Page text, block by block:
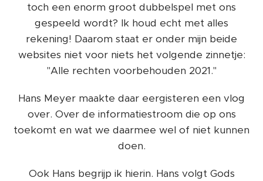
toch een enorm groot dubbelspel met ons
gespeeld wordt? Ik houd echt met alles
rekening! Daarom staat er onder mijn beide
websites niet voor niets het volgende zinnetje:
"Alle rechten voorbehouden 2021."
Hans Meyer maakte daar eergisteren een vlog
over. Over de informatiestroom die op ons
toekomt en wat we daarmee wel of niet kunnen
doen.
Ook Hans begrijp ik hierin. Hans volgt Gods